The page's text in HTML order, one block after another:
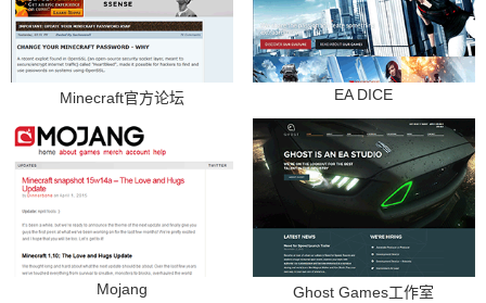
Minecraft官方论坛 EA DICE
Mojang Ghost Games工作室